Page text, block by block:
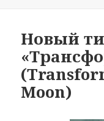
Новый
Moon)